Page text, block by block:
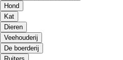
Hond
Kat
Dieren
Veehouderij
De boerderij